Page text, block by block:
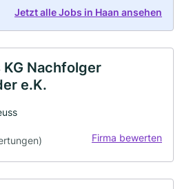
Jetzt alle Jobs in Haan ansehen
Nachfolger
e.K.
Firma bewerten